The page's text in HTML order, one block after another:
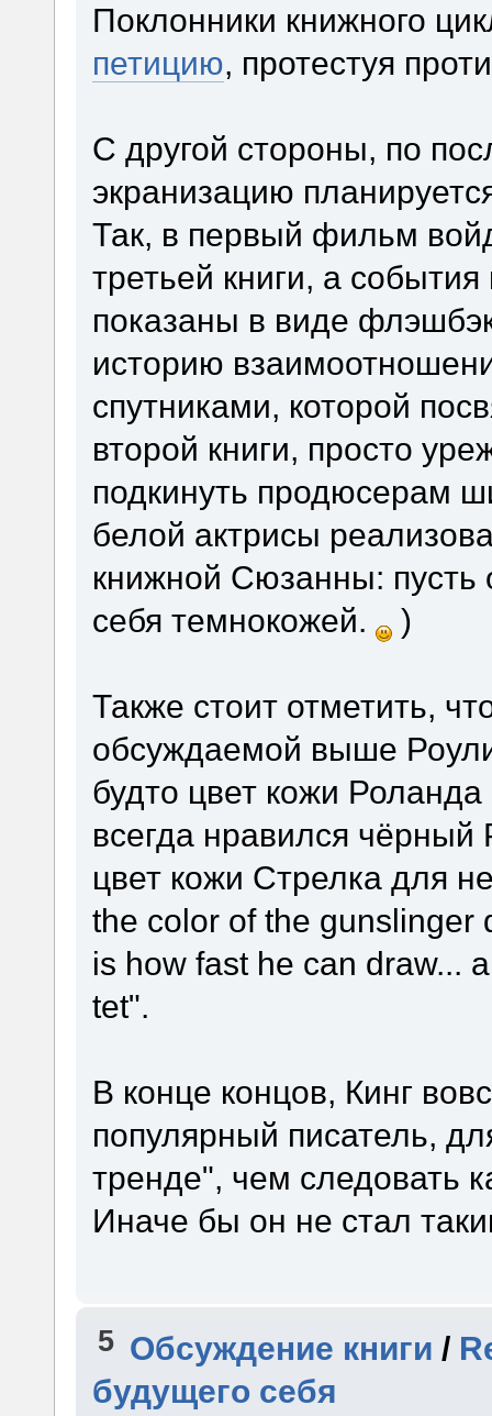
Поклонники книжного
петицию, протестуя
С другой стороны, по
экранизацию
Так, в первый фильм
третьей книги, а
показаны в виде
историю
спутниками, которой
второй книги, просто
подкинуть продюсерам
белой актрисы
книжной Сюзанны: пусть
себя темнокожей.
)
Также стоит отметить,
обсуждаемой выше
будто цвет кожи Роланда
всегда нравился чёрный
цвет кожи Стрелка для
the color of the gunslinger
is how fast he can draw...
tet".
В конце концов, Кинг
популярный писатель,
тренде", чем следовать
Иначе бы он не стал
5 Обсуждение книги /
будущего себя